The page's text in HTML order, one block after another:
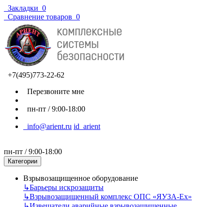
Закладки 0
Сравнение товаров 0
+7(495)773-22-62
Перезвоните мне
пн-пт / 9:00-18:00
info@arient.ru id_arient
пн-пт / 9:00-18:00
Категории
Взрывозащищенное оборудование
↳Барьеры искрозащиты
↳Взрывозащищенный комплекс ОПС «ЯУЗА-Ех»